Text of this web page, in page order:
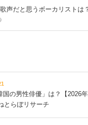
声だと思うボーカリストは
国の男性俳優」は？【2026
とらぼリサーチ